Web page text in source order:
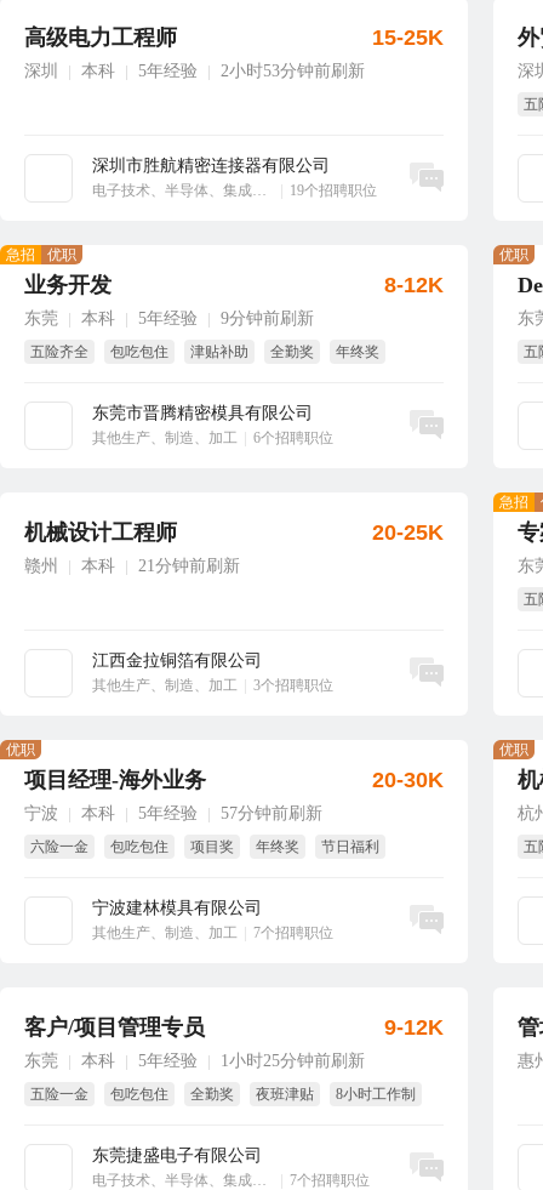
高级电力工程师
深圳 本科 5年经验 2小时53分钟前刷新
深圳市胜航精密连接器有限公司
电子技术、半导体、集成电路 19个招聘职位
15-25K
立即沟通
深
五
业务开发
东莞 本科 5年经验 9分钟前刷新
五险齐全 包吃包住 津贴补助 全勤奖
年终奖
东莞市晋腾精密模具有限公司
其他生产、制造、加工 6个招聘职位
急招 优职
8-12K
立即沟通
东
五
优职
机械设计工程师
赣州 本科 21分钟前刷新
江西金拉铜箔有限公司
其他生产、制造、加工 3个招聘职位
20-25K
立即沟通
东
五
急招
项目经理-海外业务
宁波 本科 5年经验 57分钟前刷新
六险一金 包吃包住 项目奖 年终奖
节日福利
宁波建林模具有限公司
其他生产、制造、加工 7个招聘职位
优职
20-30K
立即沟通
杭
五
优职
客户/项目管理专员
东莞 本科 5年经验 1小时25分钟前刷新
五险一金 包吃包住 全勤奖 夜班津贴
8小时工作制
东莞捷盛电子有限公司
电子技术、半导体、集成电路 7个招聘职位
9-12K
立即沟通
惠